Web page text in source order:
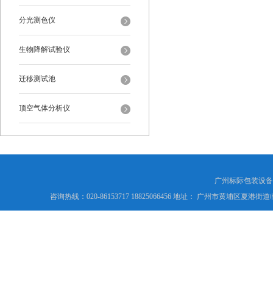
分光测色仪
生物降解试验仪
迁移测试池
顶空气体分析仪
广州标际包装设
咨询热线：020-86153717 18825066456 地址： 广州市黄埔区夏港街